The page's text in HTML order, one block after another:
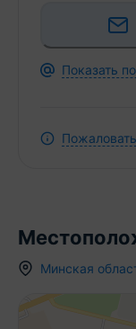
Показать
Минская